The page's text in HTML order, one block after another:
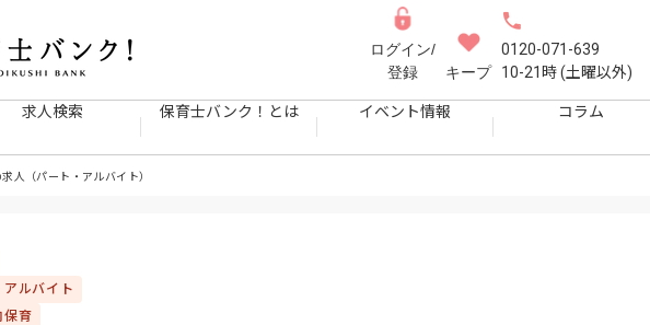
ログイン/
登録
キープ
0120-071-639
10-21時 (土曜以外)
求人検索 保育士バンク！とは イベント情報 コラム
人（パート・アルバイト）
アルバイト
保育